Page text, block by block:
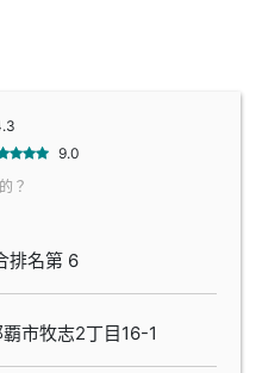
9.0
？
排名第 6
市牧志2丁目16-1